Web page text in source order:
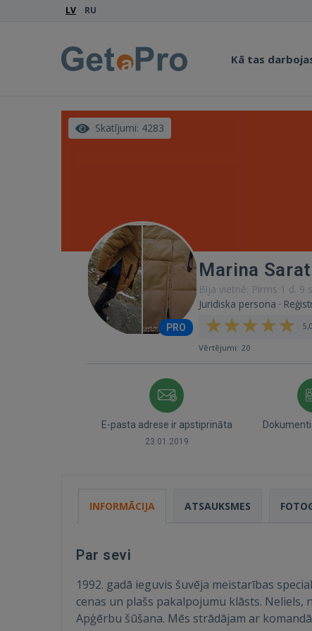
LV RU
Kā tas
Skatījumi: 4283
PRO
Marina
Bija vietnē: Pirms 1 d. 9
Juridiska persona ·
Vērtējumi: 20
E-pasta adrese ir apstiprināta
23.01.2019
INFORMĀCIJA ATSAUKSMES
Par sevi
1992. gadā ieguvis šuvēja meistarības
cenas un plašs pakalpojumu klāsts.
Apģērbu šūšana. Mēs strādājam ar